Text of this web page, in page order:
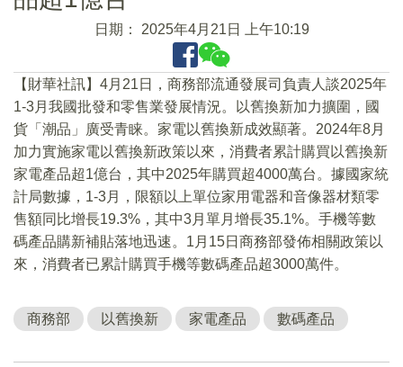
日期： 2025年4月21日 上午10:19
【財華社訊】4月21日，商務部流通發展司負責人談2025年
1-3月我國批發和零售業發展情況。以舊換新加力擴圍，國
貨「潮品」廣受青睐。家電以舊換新成效顯著。2024年8月
加力實施家電以舊換新政策以來，消費者累計購買以舊換新
家電產品超1億台，其中2025年購買超4000萬台。據國家統
計局數據，1-3月，限額以上單位家用電器和音像器材類零
售額同比增長19.3%，其中3月單月增長35.1%。手機等數
碼產品購新補貼落地迅速。1月15日商務部發佈相關政策以
來，消費者已累計購買手機等數碼產品超3000萬件。
商務部 以舊換新 家電產品 數碼產品